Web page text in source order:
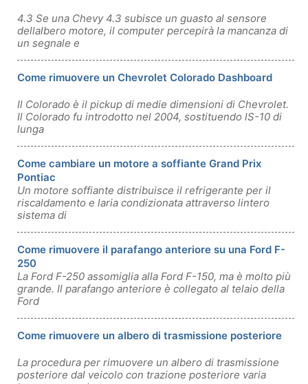
4.3 Se una Chevy 4.3 subisce un guasto al sensore
dellalbero motore, il computer percepirà la mancanza di
un segnale e
Come rimuovere un Chevrolet Colorado Dashboard
Il Colorado è il pickup di medie dimensioni di Chevrolet.
Il Colorado fu introdotto nel 2004, sostituendo lS-10 di
lunga
Come cambiare un motore a soffiante Grand Prix
Pontiac
Un motore soffiante distribuisce il refrigerante per il
riscaldamento e laria condizionata attraverso lintero
sistema di
Come rimuovere il parafango anteriore su una Ford F-
250
La Ford F-250 assomiglia alla Ford F-150, ma è molto più
grande. Il parafango anteriore è collegato al telaio della
Ford
Come rimuovere un albero di trasmissione posteriore
La procedura per rimuovere un albero di trasmissione
posteriore dal veicolo con trazione posteriore varia